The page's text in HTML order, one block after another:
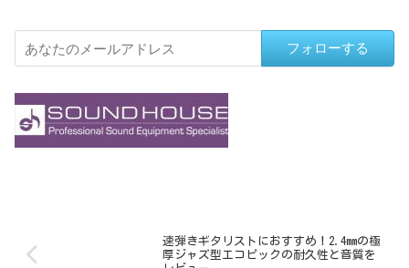
フォローする
速弾きギタリストにおすすめ！2.4mmの極
厚ジャズ型エコピックの耐久性と音質を